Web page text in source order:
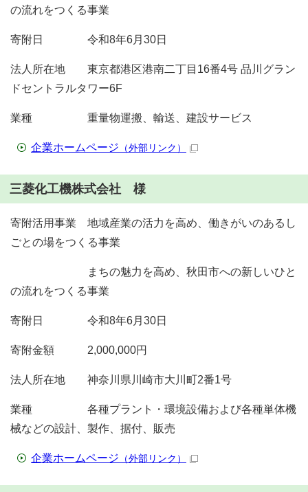
の流れをつくる事業
寄附日 令和8年6月30日
法人所在地 東京都港区港南二丁目16番4号 品川グラン
ドセントラルタワー6F
業種 重量物運搬、輸送、建設サービス
企業ホームページ （外部リンク）
三菱化工機株式会社 様
寄附活用事業 地域産業の活力を高め、働きがいのあるし
ごとの場をつくる事業
まちの魅力を高め、秋田市への新しいひと
の流れをつくる事業
寄附日 令和8年6月30日
寄附金額 2,000,000円
法人所在地 神奈川県川崎市大川町2番1号
業種 各種プラント・環境設備および各種単体機
械などの設計、製作、据付、販売
企業ホームページ （外部リンク）